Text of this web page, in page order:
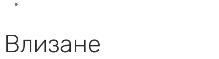
Влизане